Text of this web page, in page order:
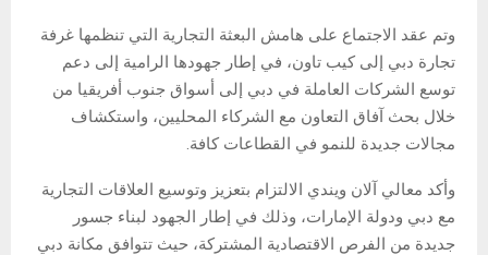
وتم عقد الاجتماع على هامش البعثة التجارية التي تنظمها غرفة
تجارة دبي إلى كيب تاون، في إطار جهودها الرامية إلى دعم
توسع الشركات العاملة في دبي إلى أسواق جنوب أفريقيا من
خلال بحث آفاق التعاون مع الشركاء المحليين، واستكشاف
مجالات جديدة للنمو في القطاعات كافة.
وأكد معالي آلان ويندي الالتزام بتعزيز وتوسيع العلاقات التجارية
مع دبي ودولة الإمارات، وذلك في إطار الجهود لبناء جسور
جديدة من الفرص الاقتصادية المشتركة، حيث تتوافق مكانة دبي